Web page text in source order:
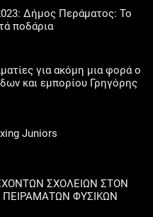
Δήμος Περάματος: Το
ποδάρια
για ακόμη μια φορά ο
και εμπορίου Γρηγόρης
Juniors
ΣΧΟΛΕΙΩΝ ΣΤΟΝ
ΠΕΙΡΑΜΑΤΩΝ ΦΥΣΙΚΩΝ